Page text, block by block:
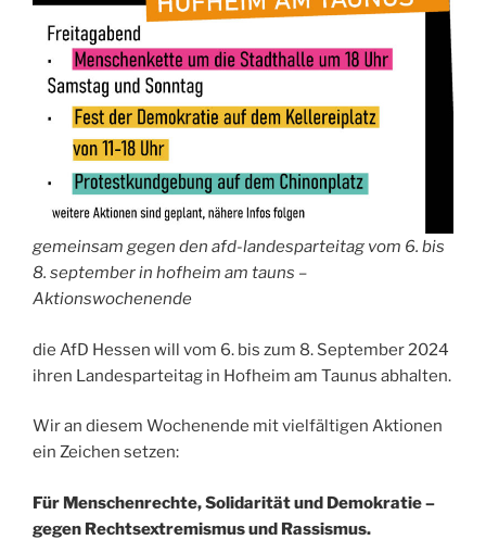
gemeinsam gegen den afd-landesparteitag vom 6. bis
8. september in hofheim am tauns –
Aktionswochenende
die AfD Hessen will vom 6. bis zum 8. September 2024
ihren Landesparteitag in Hofheim am Taunus abhalten.
Wir an diesem Wochenende mit vielfältigen Aktionen
ein Zeichen setzen:
Für Menschenrechte, Solidarität und Demokratie –
gegen Rechtsextremismus und Rassismus.